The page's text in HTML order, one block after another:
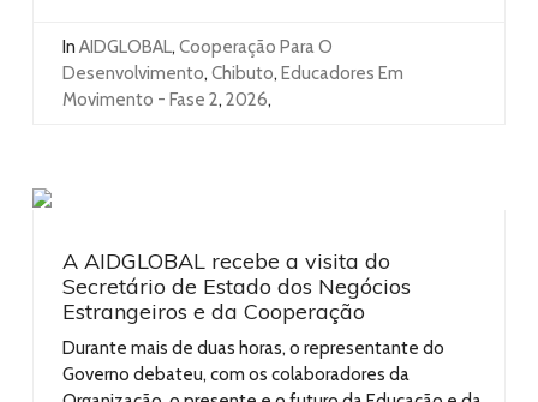
In AIDGLOBAL, Cooperação Para O
Desenvolvimento, Chibuto, Educadores Em
Movimento - Fase 2, 2026,
A AIDGLOBAL recebe a visita do
Secretário de Estado dos Negócios
Estrangeiros e da Cooperação
Durante mais de duas horas, o representante do
Governo debateu, com os colaboradores da